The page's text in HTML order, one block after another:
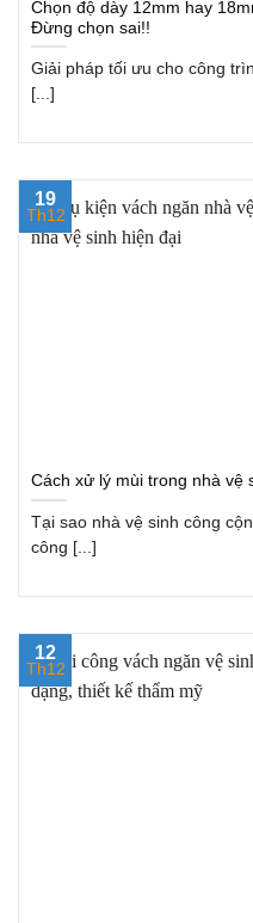
Chọn độ dày 12mm hay
Đừng chọn sai!!
Giải pháp tối ưu cho công
[...]
Cách xử lý mùi trong nhà vệ
Tại sao nhà vệ sinh công
công [...]
19
Th12
12
Th12